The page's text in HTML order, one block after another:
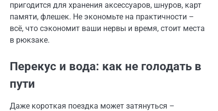
пригодится для хранения аксессуаров, шнуров, карт
памяти, флешек. Не экономьте на практичности –
всё, что сэкономит ваши нервы и время, стоит места
в рюкзаке.
Перекус и вода: как не голодать в
пути
Даже короткая поездка может затянуться –